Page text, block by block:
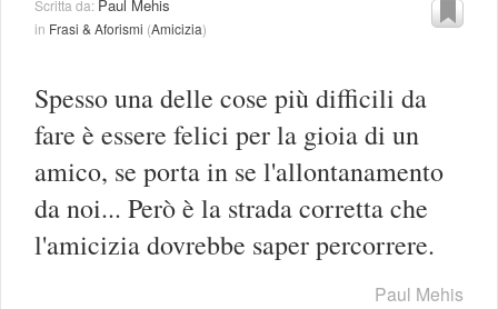
Scritta da: Paul Mehis
in Frasi & Aforismi (Amicizia)
Spesso una delle cose più difficili da
fare è essere felici per la gioia di un
amico, se porta in se l'allontanamento
da noi... Però è la strada corretta che
l'amicizia dovrebbe saper percorrere.
Paul Mehis